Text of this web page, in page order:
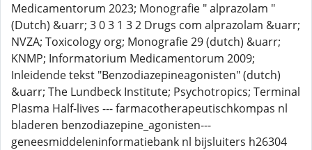
Medicamentorum 2023; Monografie " alprazolam "
(Dutch) &uarr; 3 0 3 1 3 2 Drugs com alprazolam &uarr;
NVZA; Toxicology org; Monografie 29 (dutch) &uarr;
KNMP; Informatorium Medicamentorum 2009;
Inleidende tekst "Benzodiazepineagonisten" (dutch)
&uarr; The Lundbeck Institute; Psychotropics; Terminal
Plasma Half-lives --- farmacotherapeutischkompas nl
bladeren benzodiazepine_agonisten---
geneesmiddeleninformatiebank nl bijsluiters h26304